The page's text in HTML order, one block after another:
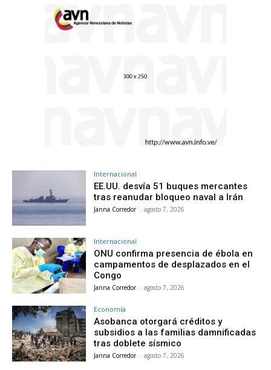
Internacional
EE.UU. desvía 51 buques mercantes
tras reanudar bloqueo naval a Irán
Janna Corredor - agosto 7, 2026
Internacional
ONU confirma presencia de ébola en
campamentos de desplazados en el
Congo
Janna Corredor - agosto 7, 2026
Economía
Asobanca otorgará créditos y
subsidios a las familias damnificadas
tras doblete sísmico
Janna Corredor - agosto 7, 2026